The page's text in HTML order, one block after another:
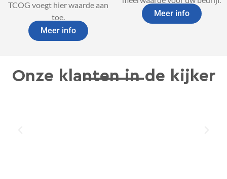
TCOG voegt hier waarde aan
toe.
Meer info
Meer info
Onze klanten in de kijker